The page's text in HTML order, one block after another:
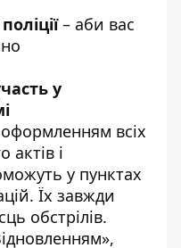
– аби вас
у
оформленням всіх
актів і
у пунктах
Їх завжди
обстрілів.